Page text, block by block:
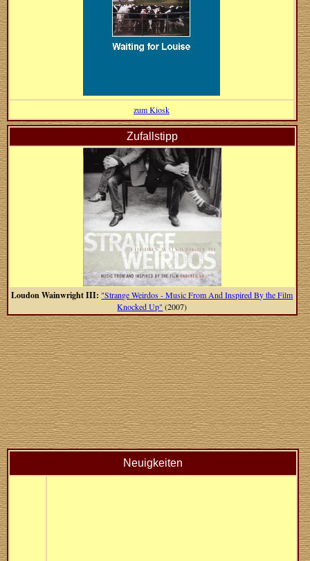
zum Kiosk
Zufallstipp
Loudon Wainwright III: "Strange Weirdos - Music From And Inspired By the Film
Knocked Up" (2007)
Neuigkeiten